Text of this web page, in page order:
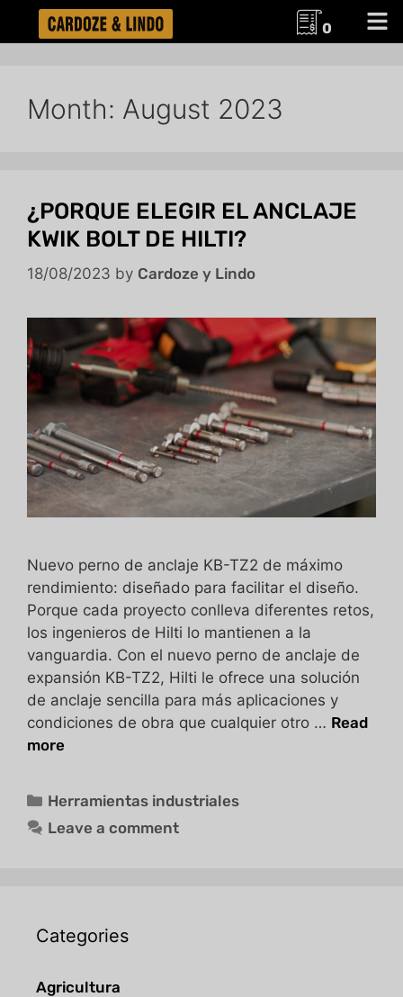
0
Month: August 2023
¿PORQUE ELEGIR EL ANCLAJE
KWIK BOLT DE HILTI?
18/08/2023 by Cardoze y Lindo
Nuevo perno de anclaje KB-TZ2 de máximo
rendimiento: diseñado para facilitar el diseño.
Porque cada proyecto conlleva diferentes retos,
los ingenieros de Hilti lo mantienen a la
vanguardia. Con el nuevo perno de anclaje de
expansión KB-TZ2, Hilti le ofrece una solución
de anclaje sencilla para más aplicaciones y
condiciones de obra que cualquier otro … Read
more
Herramientas industriales
Leave a comment
Categories
Agricultura